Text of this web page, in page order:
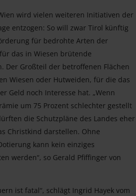
wird vielen weiteren Initiativen der
entzogen: So will zwar Tirol künftig
für bedrohte Arten der
das in Wiesen brütende
Der Großteil der betroffenen Flächen
Wiesen oder Hutweiden, für die das
Geld noch Interesse hat. „Wenn
um 75 Prozent schlechter gestellt
die Schutzpläne des Landes eher
Christkind darstellen. Ohne
kann kein einziges
werden“, so Gerald Pfiffinger von
ist fatal“, schlägt Ingrid Hayek vom